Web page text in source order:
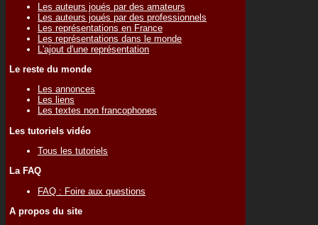
Les auteurs joués par des amateurs
Les auteurs joués par des professionnels
Les représentations en France
Les représentations dans le monde
L'ajout d'une représentation
Le reste du monde
Les annonces
Les liens
Les textes non francophones
Les tutoriels vidéo
Tous les tutoriels
La FAQ
FAQ : Foire aux questions
A propos du site